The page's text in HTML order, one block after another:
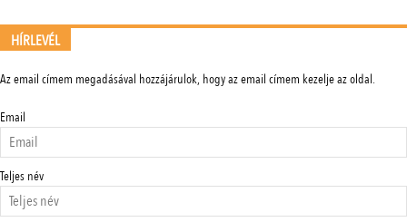
HÍRLEVÉL
Az email címem megadásával hozzájárulok, hogy az email címem kezelje az oldal.
Email
Teljes név